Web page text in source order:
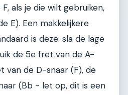
als je die wilt gebruiken,
E). Een makkelijkere
is deze: sla de lage
de 5e fret van de A-
van de D-snaar (F), de
(Bb - let op, dit is een